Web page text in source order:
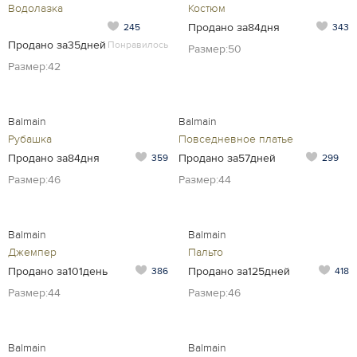
Водолазка
Продано за35дней
245
Понравилось
Размер:42
Костюм
Продано за84дня
343
Размер:50
Balmain
Рубашка
Продано за84дня
359
Размер:46
Balmain
Повседневное платье
Продано за57дней
299
Размер:44
Balmain
Джемпер
Продано за101день
386
Размер:44
Balmain
Пальто
Продано за125дней
418
Размер:46
Balmain
Balmain